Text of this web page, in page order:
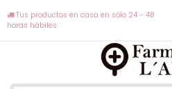
Tus productos en casa en sólo 24 - 48
horas hábiles